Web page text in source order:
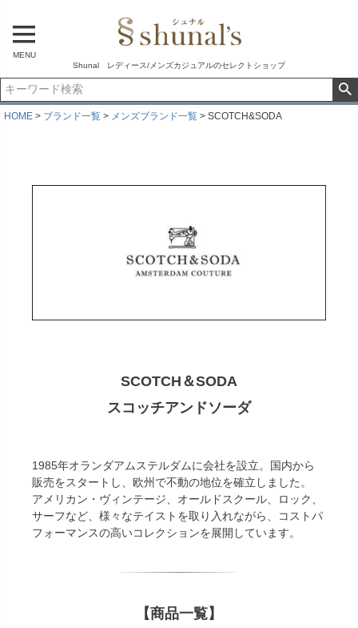
MENU
Shunal レディース/メンズカジュアルのセレクトショップ
HOME ブランド一覧 メンズブランド一覧 SCOTCH&SODA
SCOTCH＆SODA
スコッチアンドソーダ
1985年オランダアムステルダムに会社を設立。国内から
販売をスタートし、欧州で不動の地位を確立しました。
アメリカン・ヴィンテージ、オールドスクール、ロック、
サーフなど、様々なテイストを取り入れながら、コストパ
フォーマンスの高いコレクションを展開しています。
【商品一覧】